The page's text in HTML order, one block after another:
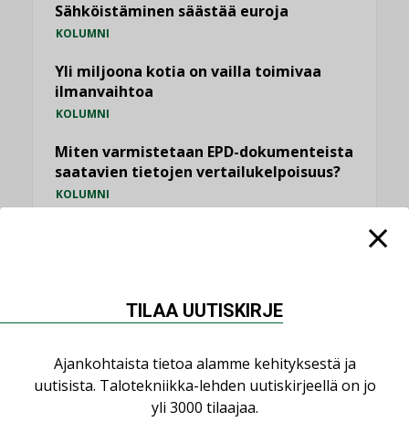
Sähköistäminen säästää euroja
KOLUMNI
Yli miljoona kotia on vailla toimivaa
ilmanvaihtoa
KOLUMNI
Miten varmistetaan EPD-dokumenteista
saatavien tietojen vertailukelpoisuus?
KOLUMNI
TILAA UUTISKIRJE
Ajankohtaista tietoa alamme kehityksestä ja
uutisista. Talotekniikka-lehden uutiskirjeellä on jo
yli 3000 tilaajaa.